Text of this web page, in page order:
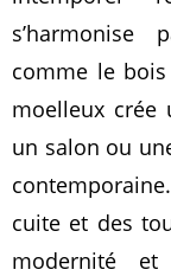
s’harmonise
comme le
moelleux crée
un salon ou
cuite et des
modernité et